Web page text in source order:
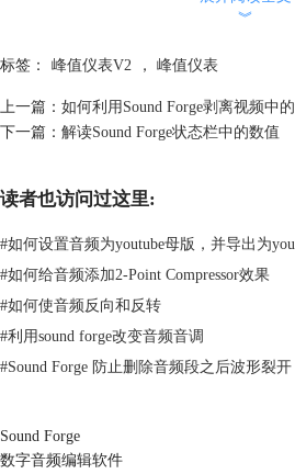
︾
标签： 峰值仪表V2 ， 峰值仪表
上一篇： 如何利用Sound Forge剥离视频中
下一篇： 解读Sound Forge状态栏中的数值
读者也访问过这里:
#如何设置音频为youtube母版，并导出为
#如何给音频添加2-Point Compressor效果
#如何使音频反向和反转
#利用sound forge改变音频音调
#Sound Forge 防止删除音频段之后波形裂开
Sound Forge
数字音频编辑软件